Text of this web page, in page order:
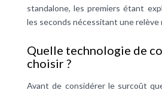
standalone, les premiers étant
les seconds nécessitant une relève
Quelle technologie de
choisir ?
Avant de considérer le surcoût